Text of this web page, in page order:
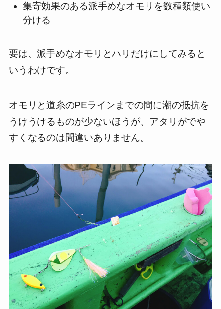
集寄効果のある派手めなオモリを数種類使い
分ける
要は、派手めなオモリとハリだけにしてみると
いうわけです。
オモリと道糸のPEラインまでの間に潮の抵抗を
うけうけるものが少ないほうが、アタリがでや
すくなるのは間違いありません。